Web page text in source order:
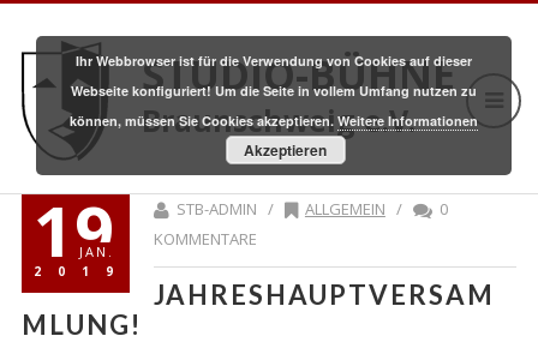
STUDIO-BÜHNE
Braunschweig e.V.
19
JAN.
2019
STB-ADMIN / ALLGEMEIN /
0
KOMMENTARE
JAHRESHAUPTVERSAM
MLUNG!
Ihr Webbrowser ist für die Verwendung von Cookies auf dieser
Webseite konfiguriert! Um die Seite in vollem Umfang nutzen zu
können, müssen Sie Cookies akzeptieren. Weitere Informationen
Akzeptieren